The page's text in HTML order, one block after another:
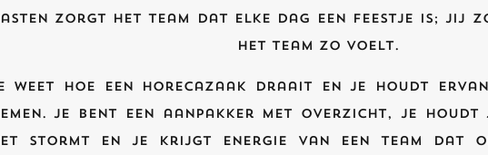
zorgt het team dat elke dag een feestje is; jij
het team zo voelt.
weet hoe een horecazaak draait en je houdt
Je bent een aanpakker met overzicht, je
stormt en je krijgt energie van een team dat